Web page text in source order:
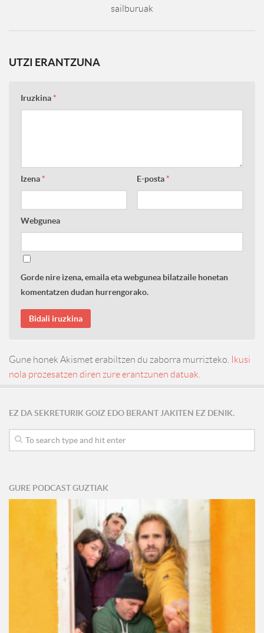
sailburuak
UTZI ERANTZUNA
Iruzkina*
Izena* E-posta*
Webgunea
Gorde nire izena, emaila eta webgunea bilatzaile honetan
komentatzen dudan hurrengorako.
Gune honek Akismet erabiltzen du zaborra murrizteko.
Ikusi
nola prozesatzen diren zure erantzunen datuak.
EZ DA SEKRETURIK GOIZ EDO BERANT JAKITEN EZ DENIK.
GURE PODCAST GUZTIAK